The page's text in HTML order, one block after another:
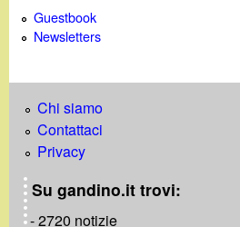
Guestbook
Newsletters
Chi siamo
Contattaci
Privacy
Su gandino.it trovi:
- 2720 notizie